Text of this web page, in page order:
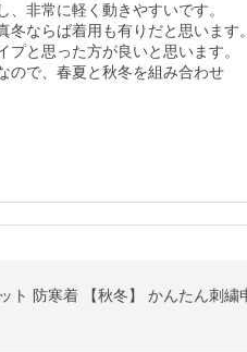
非常に軽く動きやすいです。
ならば着用も有りだと思います。
と思った方が良いと思います。
ので、春夏と秋冬を組み合わせ